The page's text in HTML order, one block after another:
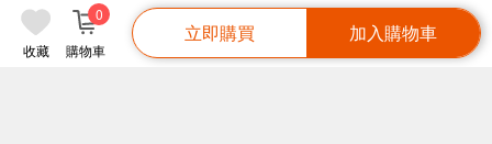
收藏 購物車
0
立即購買 加入購物車